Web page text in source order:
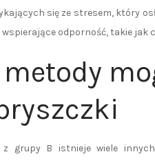
się ze stresem, który
odporność, takie jak
grupy B istnieje wiele